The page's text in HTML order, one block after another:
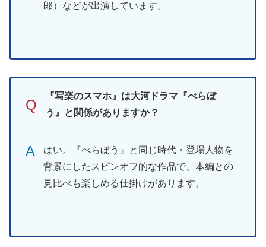
郎）などが出演しています。
Q
『写楽のスマホ』は大河ドラマ『べらぼ
う』と関係がありますか？
A
はい。『べらぼう』と同じ時代・登場人物を
背景にしたスピンオフ的な作品で、本編との
見比べも楽しめる仕掛けがあります。